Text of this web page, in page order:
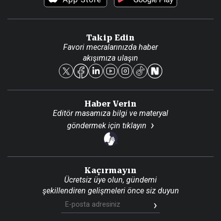
Reklam Ver
Takip Edin
Favori mecralarınızda haber
akışımıza ulaşın
Haber Verin
Editör masamıza bilgi ve materyal
göndermek için tıklayın
Kaçırmayın
Ücretsiz üye olun, gündemi
şekillendiren gelişmeleri önce siz duyun